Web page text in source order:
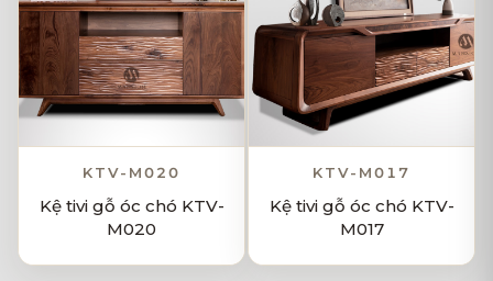
KTV-M020
Kệ tivi gỗ óc chó KTV-
M020
KTV-M017
Kệ tivi gỗ óc chó KTV-
M017